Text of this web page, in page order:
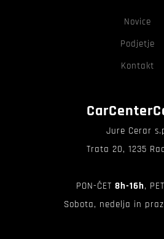
Novice
Podjetje
Kontakt
Jure Cerar
Trata 20, 1235
PON-ČET 8h-16h, PET
Sobota, nedelja in